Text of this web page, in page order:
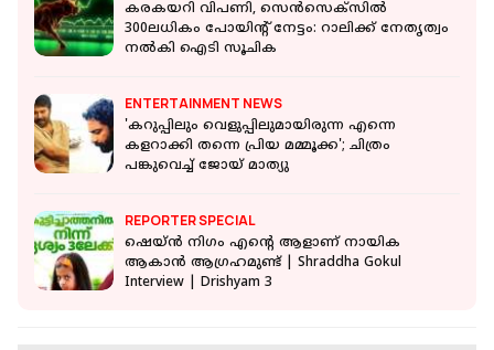
കരകയറി വിപണി, സെൻസെക്സിൽ
300ലധികം പോയിന്റ് നേട്ടം: റാലിക്ക് നേതൃത്വം
നൽകി ഐടി സൂചിക
ENTERTAINMENT NEWS
'കറുപ്പിലും വെളുപ്പിലുമായിരുന്ന എന്നെ
കളറാക്കി തന്നെ പ്രിയ മമ്മൂക്ക'; ചിത്രം
പങ്കുവെച്ച് ജോയ് മാത്യു
REPORTER SPECIAL
ഷെയ്ൻ നിഗം എന്റെ ആളാണ് നായിക
ആകാൻ ആഗ്രഹമുണ്ട് | Shraddha Gokul
Interview | Drishyam 3